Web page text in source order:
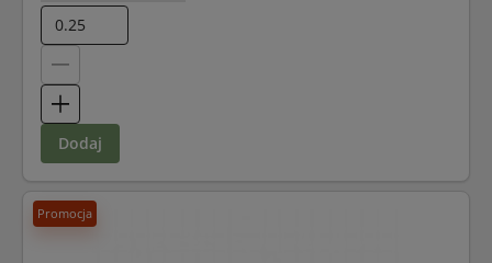
dodaj
Promocja